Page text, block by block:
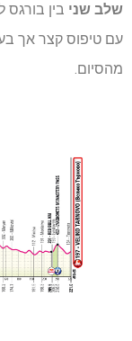
שלב שני בין בורגס
מהסיום.